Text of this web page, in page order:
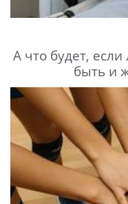
А что будет,
быть и